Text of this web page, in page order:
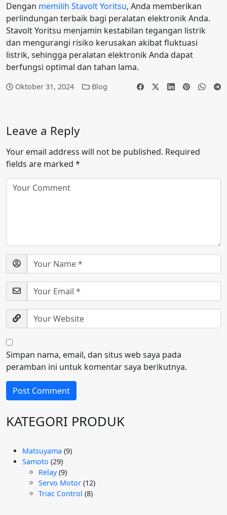
Dengan memilih Stavolt Yoritsu, Anda memberikan
perlindungan terbaik bagi peralatan elektronik Anda.
Stavolt Yoritsu menjamin kestabilan tegangan listrik
dan mengurangi risiko kerusakan akibat fluktuasi
listrik, sehingga peralatan elektronik Anda dapat
berfungsi optimal dan tahan lama.
Oktober 31, 2024 Blog
Leave a Reply
Your email address will not be published. Required
fields are marked *
Simpan nama, email, dan situs web saya pada
peramban ini untuk komentar saya berikutnya.
KATEGORI PRODUK
Matsuyama 99
Samoto 2929
Produk
Relay 99
Produk
Servo Motor 1212
Triac Control 88